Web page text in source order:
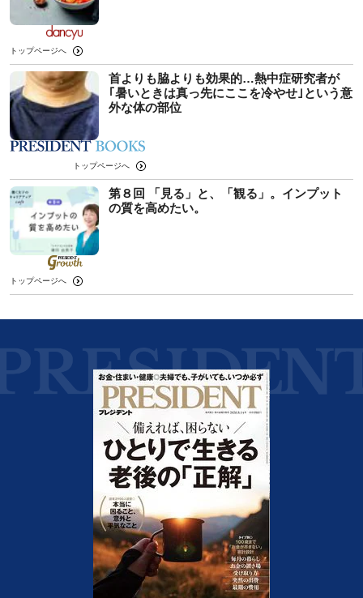
トップページへ
首よりも脇よりも効果的…熱中症研究者が
｢暑いときは真っ先にここを冷やせ｣という意
外な体の部位
トップページへ
第８回 「見る」と、「観る」。インプット
の質を高めたい。
トップページへ